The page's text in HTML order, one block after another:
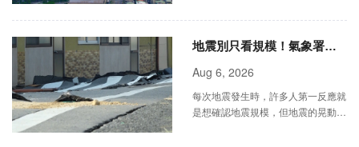
地震別只看規模！氣象署揭
台灣97％是這2類 這種破壞力
Aug 6, 2026
每次地震發生時，許多人第一反應就
是想確認地震規模，但地震的晃動程